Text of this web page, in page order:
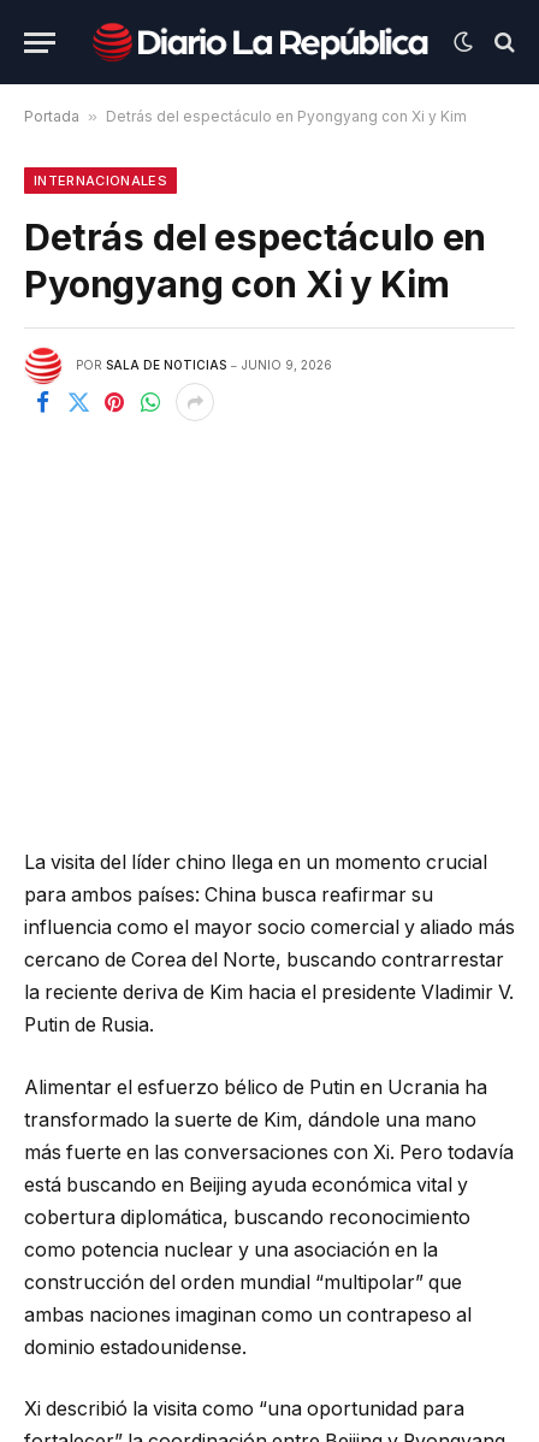
Portada » Detrás del espectáculo en Pyongyang con Xi y Kim
INTERNACIONALES
Detrás del espectáculo en
Pyongyang con Xi y Kim
POR SALA DE NOTICIAS JUNIO 9, 2026
La visita del líder chino llega en un momento crucial
para ambos países: China busca reafirmar su
influencia como el mayor socio comercial y aliado más
cercano de Corea del Norte, buscando contrarrestar
la reciente deriva de Kim hacia el presidente Vladimir V.
Putin de Rusia.
Alimentar el esfuerzo bélico de Putin en Ucrania ha
transformado la suerte de Kim, dándole una mano
más fuerte en las conversaciones con Xi. Pero todavía
está buscando en Beijing ayuda económica vital y
cobertura diplomática, buscando reconocimiento
como potencia nuclear y una asociación en la
construcción del orden mundial “multipolar” que
ambas naciones imaginan como un contrapeso al
dominio estadounidense.
Xi describió la visita como “una oportunidad para